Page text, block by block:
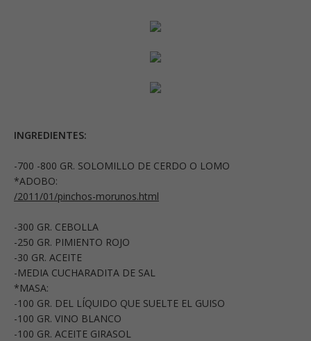
INGREDIENTES:
-700 -800 GR. SOLOMILLO DE CERDO O LOMO
*ADOBO:
/2011/01/pinchos-morunos.html
-300 GR. CEBOLLA
-250 GR. PIMIENTO ROJO
-30 GR. ACEITE
-MEDIA CUCHARADITA DE SAL
*MASA:
-100 GR. DEL LÍQUIDO QUE SUELTE EL GUISO
-100 GR. VINO BLANCO
-100 GR. ACEITE GIRASOL